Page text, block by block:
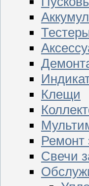
Клещи
Ремонт
Свечи